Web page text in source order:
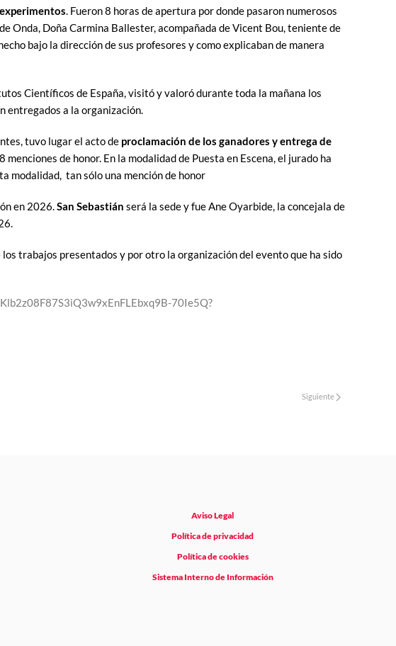
. Fueron 8 horas de apertura por donde pasaron numerosos
Onda, Doña Carmina Ballester, acompañada de Vicent Bou, teniente de
bajo la dirección de sus profesores y como explicaban de manera
Científicos de España, visitó y valoró durante toda la mañana los
entregados a la organización.
tuvo lugar el acto de proclamación de los ganadores y entrega de
de honor. En la modalidad de Puesta en Escena, el jurado ha
modalidad, tan sólo una mención de honor
en 2026.San Sebastián será la sede y fue Ane Oyarbide, la concejala de
trabajos presentados y por otro la organización del evento que ha sido
70Ie5Q?
Siguiente
Aviso Legal
Política de privacidad
Política de cookies
Sistema Interno de Información